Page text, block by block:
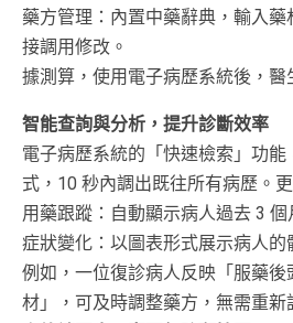
藥方管理：內置中藥辭典，輸入
接調用修改。
據測算，使用電子病歷系統後，醫
智能查詢與分析，提升診斷效率
電子病歷系統的「快速檢索」功
式，10 秒內調出既往所有病歷。
用藥跟蹤：自動顯示病人過去 3
症狀變化：以圖表形式展示病人
例如，一位復診病人反映「服藥
材」，可及時調整藥方，無需重新